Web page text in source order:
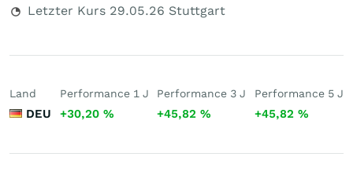
Letzter Kurs 29.05.26 Stuttgart
Land
DEU
Performance 1 J
+30,20 %
Performance 3 J
+45,82%
Performance 5 J
+45,82 %